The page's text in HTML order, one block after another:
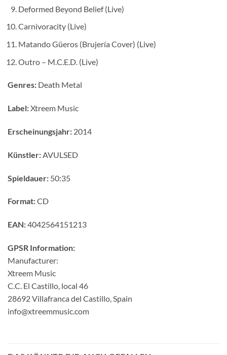
Deformed Beyond Belief (Live)
Carnivoracity (Live)
Matando Güeros (Brujería Cover) (Live)
Outro – M.C.E.D. (Live)
Genres: Death Metal
Label:Xtreem Music
Erscheinungsjahr: 2014
Künstler: AVULSED
Spieldauer: 50:35
Format:CD
EAN:4042564151213
GPSR Information:
Manufacturer:
Xtreem Music
C.C. El Castillo, local 46
28692 Villafranca del Castillo, Spain
info@xtreemmusic.com